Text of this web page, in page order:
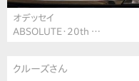
オデッセイ
ABSOLUTE・20th …
クルーズさん